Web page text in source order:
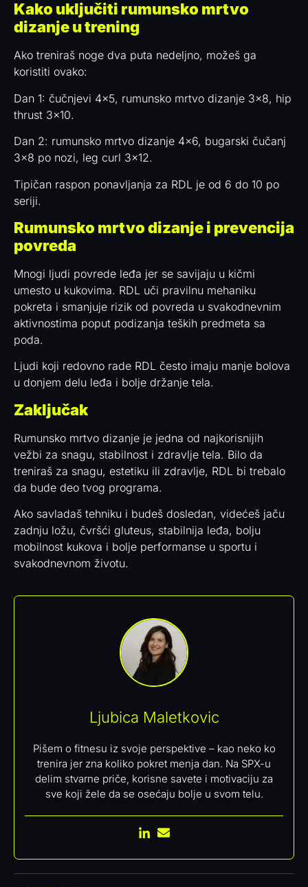
Kako uključiti rumunsko mrtvo
dizanje u trening
Ako treniraš noge dva puta nedeljno, možeš ga
koristiti ovako:
Dan 1: čučnjevi 4×5, rumunsko mrtvo dizanje 3×8, hip
thrust 3×10.
Dan 2: rumunsko mrtvo dizanje 4×6, bugarski čučanj
3×8 po nozi, leg curl 3×12.
Tipičan raspon ponavljanja za RDL je od 6 do 10 po
seriji.
Rumunsko mrtvo dizanje i prevencija
povreda
Mnogi ljudi povrede leđa jer se savijaju u kičmi
umesto u kukovima. RDL uči pravilnu mehaniku
pokreta i smanjuje rizik od povreda u svakodnevnim
aktivnostima poput podizanja teških predmeta sa
poda.
Ljudi koji redovno rade RDL često imaju manje bolova
u donjem delu leđa i bolje držanje tela.
Zaključak
Rumunsko mrtvo dizanje je jedna od najkorisnijih
vežbi za snagu, stabilnost i zdravlje tela. Bilo da
treniraš za snagu, estetiku ili zdravlje, RDL bi trebalo
da bude deo tvog programa.
Ako savladaš tehniku i budeš dosledan, videćeš jaču
zadnju ložu, čvršći gluteus, stabilnija leđa, bolju
mobilnost kukova i bolje performanse u sportu i
svakodnevnom životu.
Ljubica Maletkovic
Pišem o fitnesu iz svoje perspektive – kao neko ko
trenira jer zna koliko pokret menja dan. Na SPX-u
delim stvarne priče, korisne savete i motivaciju za
sve koji žele da se osećaju bolje u svom telu.